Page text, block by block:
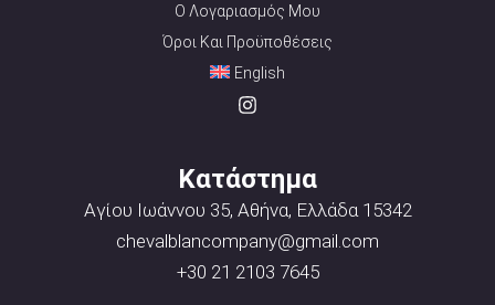
Ο Λογαριασμός Μου
Όροι Και Προϋποθέσεις
English
Κατάστημα
Αγίου Ιωάννου 35, Αθήνα, Ελλάδα 15342
chevalblancompany@gmail.com
+30 21 2103 7645